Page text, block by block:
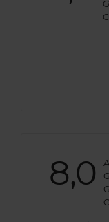
8,0